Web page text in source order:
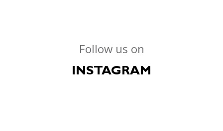
Follow us on
INSTAGRAM